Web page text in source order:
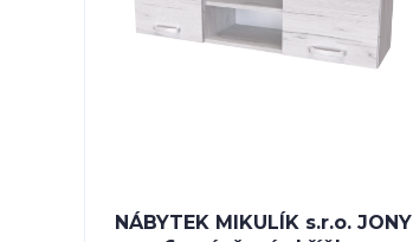
NÁBYTEK MIKULÍK s.r.o. JONY